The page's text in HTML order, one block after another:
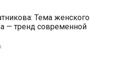
Тема женского
— тренд современной